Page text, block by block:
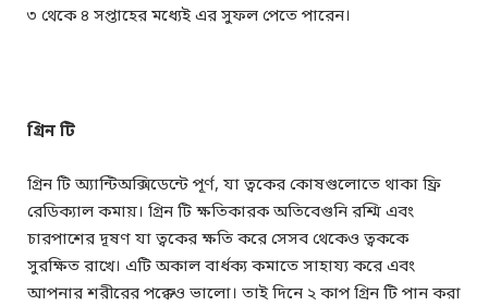
৩ থেকে ৪ সপ্তাহের মধ্যেই এর সুফল পেতে পারেন।
গ্রিন টি
গ্রিন টি অ্যান্টিঅক্সিডেন্টে পূর্ণ, যা ত্বকের কোষগুলোতে থাকা ফ্রি
রেডিক্যাল কমায়। গ্রিন টি ক্ষতিকারক অতিবেগুনি রশ্মি এবং
চারপাশের দূষণ যা ত্বকের ক্ষতি করে সেসব থেকেও ত্বককে
সুরক্ষিত রাখে। এটি অকাল বার্ধক্য কমাতে সাহায্য করে এবং
আপনার শরীরের পক্কেও ভালো। তাই দিনে ২ কাপ গ্রিন টি পান করা